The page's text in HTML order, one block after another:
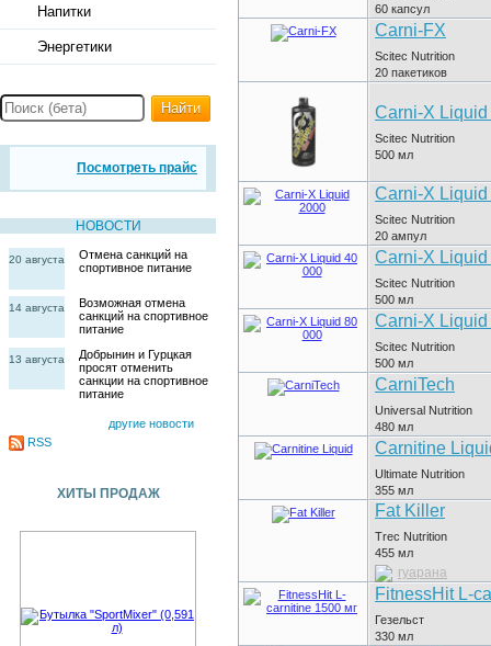
Напитки
Энергетики
Найти
Посмотреть прайс
НОВОСТИ
20 августа
Отмена санкций на
спортивное питание
14 августа
Возможная отмена
санкций на спортивное
питание
13 августа
Добрынин и Гурцкая
просят отменить
санкции на спортивное
питание
другие новости
RSS
ХИТЫ ПРОДАЖ
60 капсул
Carni-FX
Scitec Nutrition
20 пакетиков
Carni-X
Scitec Nutrition
500 мл
Carni-X Liquid
Scitec Nutrition
20 ампул
Carni-X Liquid
Scitec Nutrition
500 мл
Carni-X Liquid
Scitec Nutrition
500 мл
CarniTech
Universal Nutrition
480 мл
Carnitine
Ultimate Nutrition
355 мл
Fat Killer
Trec Nutrition
455 мл
гуарана
FitnessHit L-
Гезельст
330 мл